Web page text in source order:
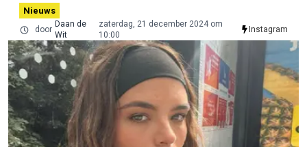
Nieuws
door
Daan de
Wit
zaterdag, 21 december 2024 om
10:00
Instagram